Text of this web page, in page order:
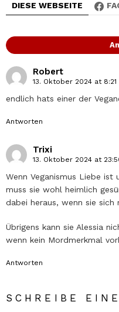
DIESE WEBSEITE
Robert
13. Oktober 2024 at 8:21
endlich hats einer der
Antworten
Trixi
13. Oktober 2024 at
Wenn Veganismus Liebe ist
muss sie wohl heimlich
dabei heraus, wenn sie
Übrigens kann sie Alessia
wenn kein Mordmerkmal
Antworten
SCHREIBE